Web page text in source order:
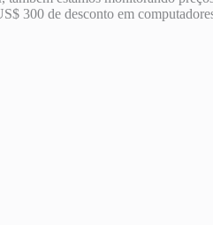
300 de desconto em